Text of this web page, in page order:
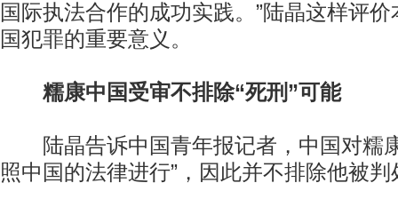
国际执法合作的成功实践。”陆晶这样评
国犯罪的重要意义。
糯康中国受审不排除“死刑”可能
陆晶告诉中国青年报记者，中国对糯
照中国的法律进行”，因此并不排除他被